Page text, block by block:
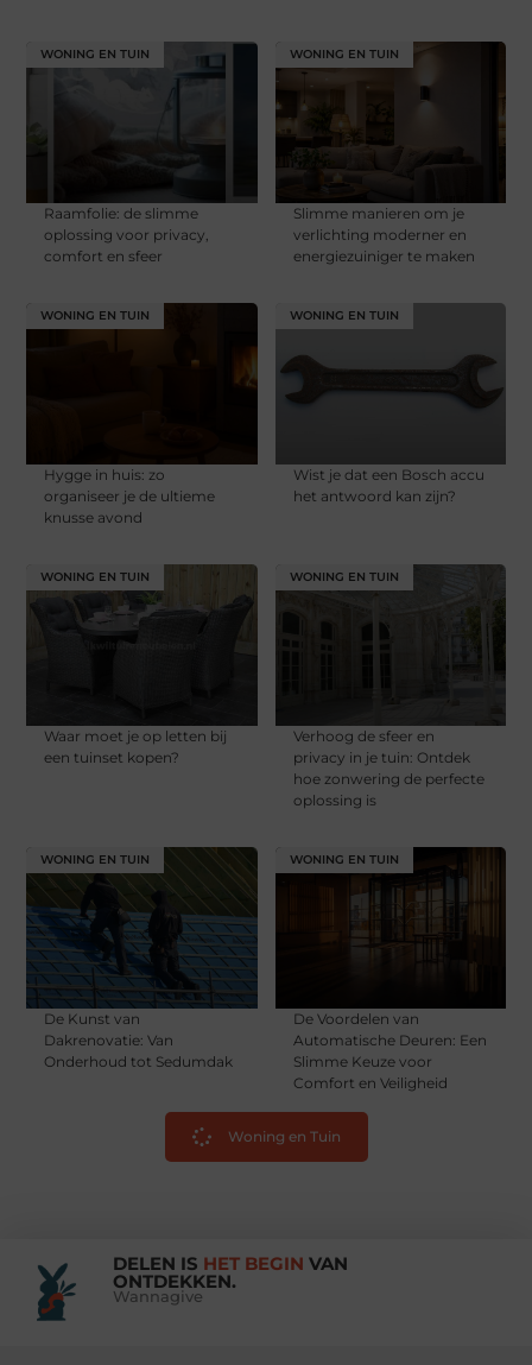
WONING EN TUIN
Raamfolie: de slimme
oplossing voor privacy,
comfort en sfeer
WONING EN TUIN
Slimme manieren om je
verlichting moderner en
energiezuiniger te maken
WONING EN TUIN
Hygge in huis: zo
organiseer je de ultieme
knusse avond
WONING EN TUIN
Wist je dat een Bosch accu
het antwoord kan zijn?
WONING EN TUIN
Waar moet je op letten bij
een tuinset kopen?
WONING EN TUIN
Verhoog de sfeer en
privacy in je tuin: Ontdek
hoe zonwering de perfecte
oplossing is
WONING EN TUIN
De Kunst van
Dakrenovatie: Van
Onderhoud tot Sedumdak
WONING EN TUIN
De Voordelen van
Automatische Deuren: Een
Slimme Keuze voor
Comfort en Veiligheid
Woning en Tuin
DELEN IS HET BEGIN VAN
ONTDEKKEN.
Wannagive